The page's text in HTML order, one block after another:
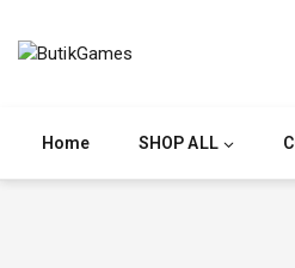
content
Home SHOP ALL